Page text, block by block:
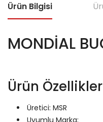
Ürün Bilgisi
MONDİAL
Ürün
Üretici: MSR
Uyumlu Marka: